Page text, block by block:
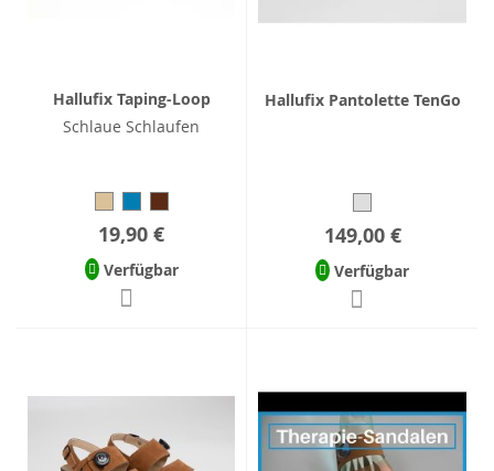
Hallufix Taping-Loop
Schlaue Schlaufen
19,90 €
Verfügbar
Hallufix Pantolette TenGo
149,00 €
Verfügbar